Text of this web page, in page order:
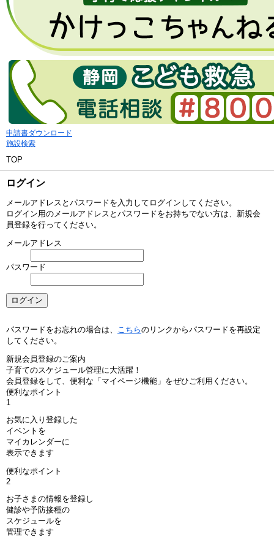
申請書ダウンロード
施設検索
TOP
ログイン
メールアドレスとパスワードを入力してログインしてください。
ログイン用のメールアドレスとパスワードをお持ちでない方は、新規会
員登録を行ってください。
メールアドレス
パスワード
パスワードをお忘れの場合は、 こちらのリンクからパスワードを再設定
してください。
新規会員登録のご案内
子育てのスケジュール管理に大活躍！
会員登録をして、便利な「マイページ機能」をぜひご利用ください。
便利なポイント
1
お気に入り登録した
イベントを
マイカレンダーに
表示できます
便利なポイント
2
お子さまの情報を登録し
健診や予防接種の
スケジュールを
管理できます